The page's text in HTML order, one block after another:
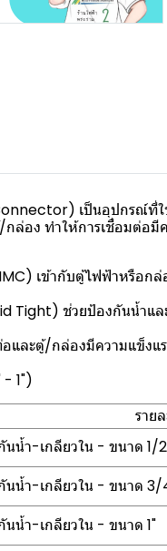
เป็นอุปกรณ์
อง ทำให้การเชื่อมต่อมี
เข้ากับตู้ไฟฟ้าหรือก
ช่วยป้องกันน้ำแล
และตู้/กล่องมีความแข็งแ
- 1")
ราย
นน้ำ-เกลียวใน - ขนาด 1/
นน้ำ-เกลียวใน - ขนาด 3/
นน้ำ-เกลียวใน - ขนาด 1"